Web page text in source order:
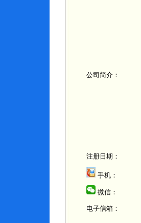
公司简介：
注册日期：
手机：
微信：
电子信箱：